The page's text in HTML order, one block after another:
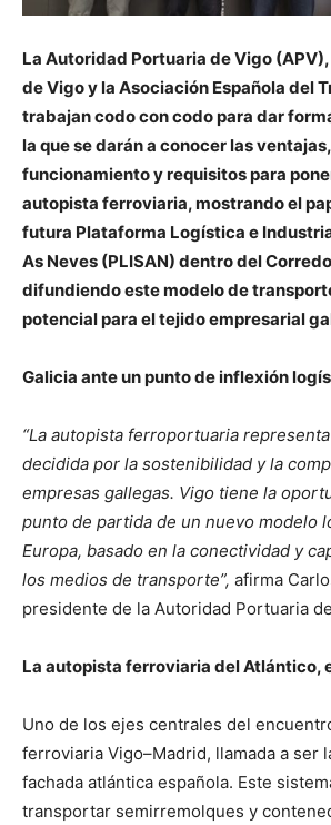
La Autoridad Portuaria de Vigo
de Vigo y la Asociación Española del
trabajan codo con codo para dar
la que se darán a conocer las
funcionamiento y requisitos para
autopista ferroviaria, mostrando el
futura Plataforma Logística e
As Neves (PLISAN) dentro del
difundiendo este modelo de
potencial para el tejido empresarial
Galicia ante un punto de inflexión
“La autopista ferroportuaria
decidida por la sostenibilidad y la
empresas gallegas. Vigo tiene la
punto de partida de un nuevo modelo
Europa, basado en la conectividad y
los medios de transporte”, afirma
presidente de la Autoridad Portuaria
La autopista ferroviaria del Atlántico,
Uno de los ejes centrales del
ferroviaria Vigo–Madrid, llamada a ser
fachada atlántica española. Este
transportar semirremolques y